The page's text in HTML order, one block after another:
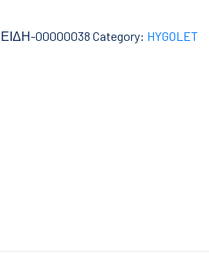
ΕΙΔΗ-00000038 Category: HYGOLET